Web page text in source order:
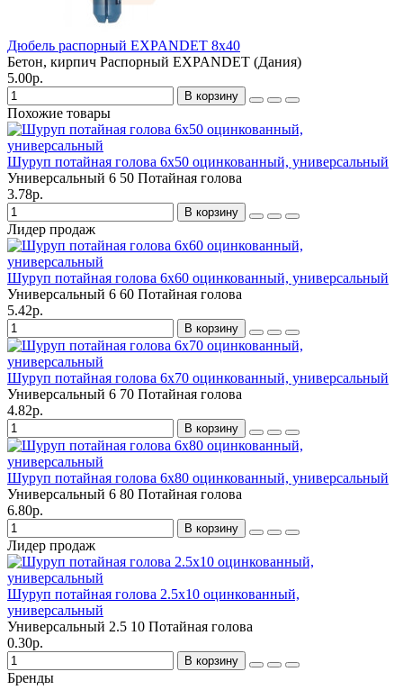
Дюбель распорный EXPANDET 8х40
Бетон, кирпич Распорный EXPANDET (Дания)
5.00р.
В корзину
Похожие товары
Шуруп потайная голова 6х50 оцинкованный, универсальный
Универсальный 6 50 Потайная голова
3.78р.
В корзину
Лидер продаж
Шуруп потайная голова 6х60 оцинкованный, универсальный
Универсальный 6 60 Потайная голова
5.42р.
В корзину
Шуруп потайная голова 6х70 оцинкованный, универсальный
Универсальный 6 70 Потайная голова
4.82р.
В корзину
Шуруп потайная голова 6х80 оцинкованный, универсальный
Универсальный 6 80 Потайная голова
6.80р.
В корзину
Лидер продаж
Шуруп потайная голова 2.5х10 оцинкованный,
универсальный
Универсальный 2.5 10 Потайная голова
0.30р.
В корзину
Бренды